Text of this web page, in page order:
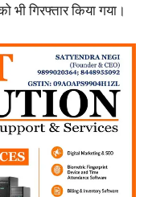
भी गिरफ्तार किया गया।